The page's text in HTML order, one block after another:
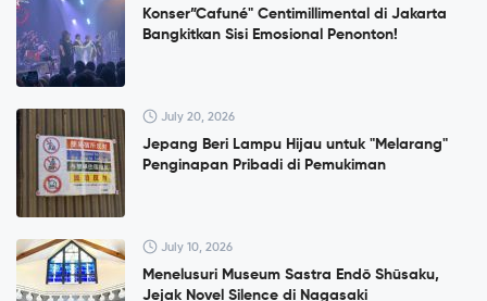
Konser”Cafuné" Centimillimental di Jakarta
Bangkitkan Sisi Emosional Penonton!
July 20, 2026
Jepang Beri Lampu Hijau untuk "Melarang"
Penginapan Pribadi di Pemukiman
July 10, 2026
Menelusuri Museum Sastra Endō Shūsaku,
Jejak Novel Silence di Nagasaki